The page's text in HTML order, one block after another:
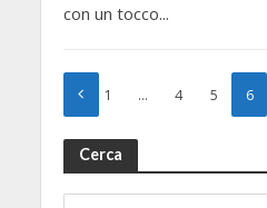
con un tocco...
1 … 4 5 6
Cerca